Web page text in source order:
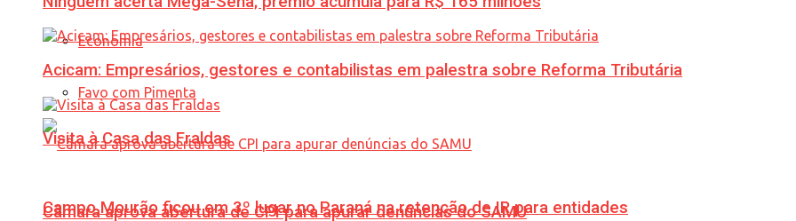
Economia
Favo com Pimenta
Câmara aprova abertura de CPI para apurar denúncias do SAMU
Acicam: Empresários, gestores e contabilistas em palestra sobre Reforma Tributária
Visita à Casa das Fraldas
Campo Mourão ficou em 3º lugar no Paraná na retenção de IR para entidades